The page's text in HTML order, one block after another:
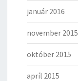
január 2016
november 2015
október 2015
apríl 2015